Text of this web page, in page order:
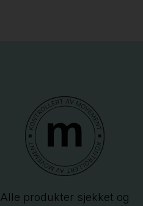
Alle produkter sjekket og